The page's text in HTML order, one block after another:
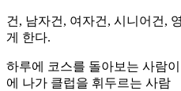
건, 남자건, 여자건, 시니어건,
게 한다.
하루에 코스를 돌아보는 사람
에 나가 클럽을 휘두르는 사람